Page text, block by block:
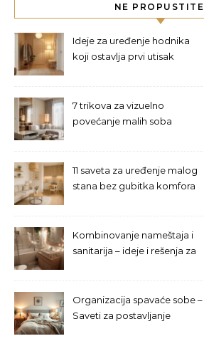
NE PROPUSTITE
Ideje za uređenje hodnika
koji ostavlja prvi utisak
7 trikova za vizuelno
povećanje malih soba
11 saveta za uređenje malog
stana bez gubitka komfora
Kombinovanje nameštaja i
sanitarija – ideje i rešenja za
Organizacija spavaće sobe –
Saveti za postavljanje